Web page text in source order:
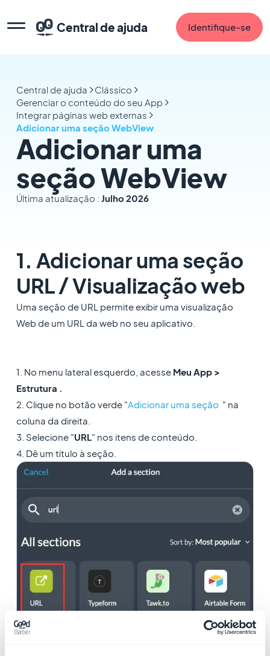
Central de ajuda Identifique-se
Central de ajuda
Clássico
Gerenciar o conteúdo do seu App
Integrar páginas web externas
Adicionar uma seção WebView
Adicionar uma
seção WebView
Última atualização : Julho 2026
1. Adicionar uma seção
URL / Visualização web
Uma seção de URL permite exibir uma visualização
Web de um URL da web no seu aplicativo.
1. No menu lateral esquerdo, acesse Meu App >
Estrutura .
2. Clique no botão verde "Adicionar uma seção " na
coluna da direita.
3. Selecione "URL" nos itens de conteúdo.
4. Dê um título à seção.